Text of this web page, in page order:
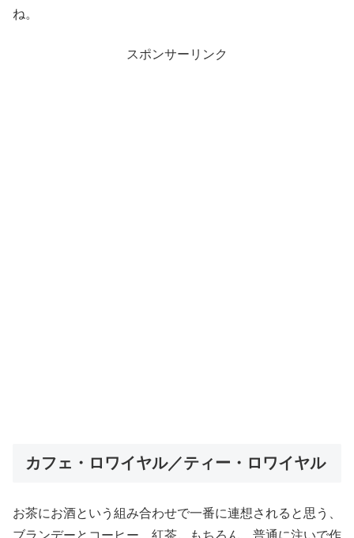
ね。
スポンサーリンク
カフェ・ロワイヤル／ティー・ロワイヤル
お茶にお酒という組み合わせで一番に連想されると思う、
ブランデーとコーヒー、紅茶。もちろん、普通に注いで作